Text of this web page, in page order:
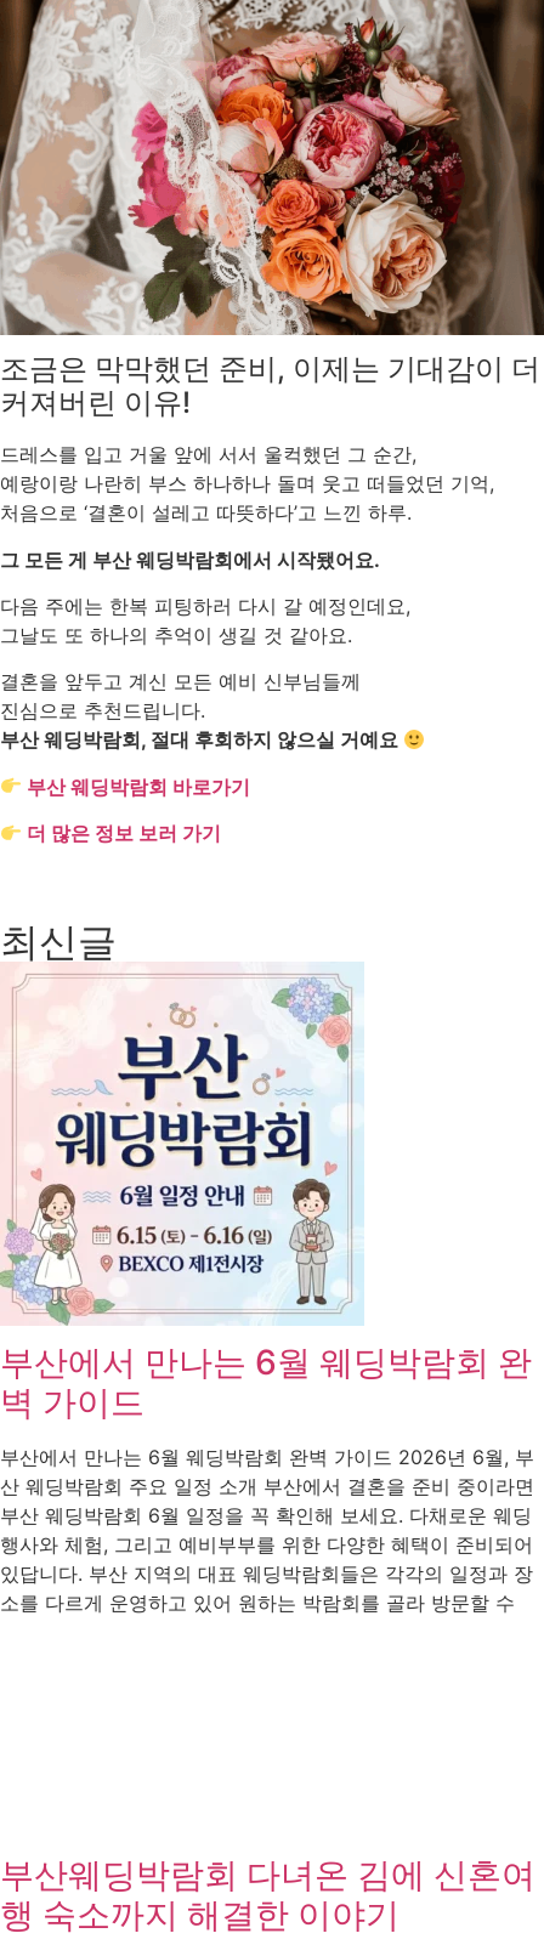
조금은 막막했던 준비, 이제는 기대감이 더
커져버린 이유!
드레스를 입고 거울 앞에 서서 울컥했던 그 순간,
예랑이랑 나란히 부스 하나하나 돌며 웃고 떠들었던 기억,
처음으로 ‘결혼이 설레고 따뜻하다’고 느낀 하루.
그 모든 게 부산 웨딩박람회에서 시작됐어요.
다음 주에는 한복 피팅하러 다시 갈 예정인데요,
그날도 또 하나의 추억이 생길 것 같아요.
결혼을 앞두고 계신 모든 예비 신부님들께
진심으로 추천드립니다.
부산 웨딩박람회, 절대 후회하지 않으실 거예요
부산 웨딩박람회 바로가기
더 많은 정보 보러 가기
최신글
부산에서 만나는 6월 웨딩박람회 완
벽 가이드
부산에서 만나는 6월 웨딩박람회 완벽 가이드 2026년 6월, 부
산 웨딩박람회 주요 일정 소개 부산에서 결혼을 준비 중이라면
부산 웨딩박람회 6월 일정을 꼭 확인해 보세요. 다채로운 웨딩
행사와 체험, 그리고 예비부부를 위한 다양한 혜택이 준비되어
있답니다. 부산 지역의 대표 웨딩박람회들은 각각의 일정과 장
소를 다르게 운영하고 있어 원하는 박람회를 골라 방문할 수
부산웨딩박람회 다녀온 김에 신혼여
행 숙소까지 해결한 이야기